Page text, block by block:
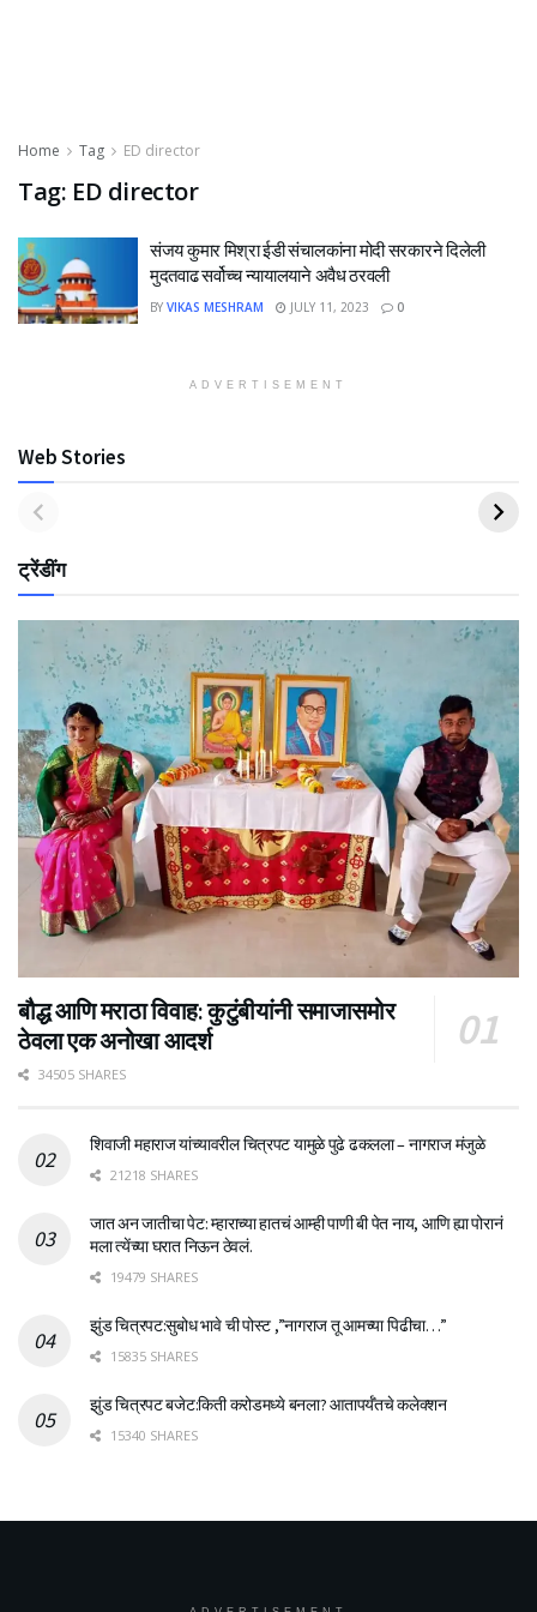
Home Tag ED director
Tag: ED director
संजय कुमार मिश्रा ईडी संचालकांना मोदी सरकारने दिलेली
मुदतवाढ सर्वोच्च न्यायालयाने अवैध ठरवली
BY VIKAS MESHRAM JULY 11, 2023 0
ADVERTISEMENT
Web Stories
ट्रेंडींग
बौद्ध आणि मराठा विवाह: कुटुंबीयांनी समाजासमोर
ठेवला एक अनोखा आदर्श
34505 SHARES
शिवाजी महाराज यांच्यावरील चित्रपट यामुळे पुढे ढकलला – नागराज मंजुळे
21218 SHARES
जात अन जातीचा पेट: म्हाराच्या हातचं आम्ही पाणी बी पेत नाय, आणि ह्या पोरानं
मला त्येंच्या घरात निऊन ठेवलं.
19479 SHARES
झुंड चित्रपट:सुबोध भावे ची पोस्ट ,”नागराज तू आमच्या पिढीचा…”
15835 SHARES
झुंड चित्रपट बजेट:किती करोडमध्ये बनला? आतापर्यँतचे कलेक्शन
15340 SHARES